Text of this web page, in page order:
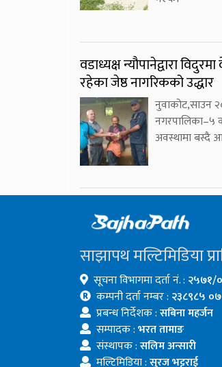
वडाध्यक्ष न्यौपानेद्वारा
रहेका जेष्ठ नागरिकको उद्धार
नुवाकोट,साउन
नगरपालिका–५
अवस्थामा बस्दै
साझापथ मल्टिमिडिया
सूचना विभागमा दर्ता नं. : २५७१/
कम्पनी दर्ता नम्बर : २३८९८५
प्रबन्ध निर्देशक :सबिना महर्जन
सम्पादक :भरत तामाङ
संस्थापक :सलिम अन्सारी
मल्टिमिडिया :सुरज भट्टराई